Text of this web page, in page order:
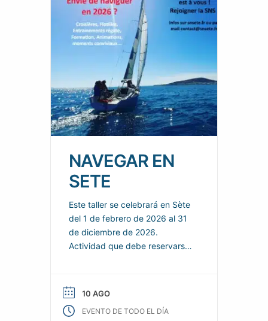
NAVEGAR EN
SETE
Este taller se celebrará en Sète
del 1 de febrero de 2026 al 31
de diciembre de 2026.
Actividad que debe reservarse
organizador. Descubre o
mejora tus habilidades de
navegación. Navegación con
10 AGO
EVENTO DE TODO EL DÍA